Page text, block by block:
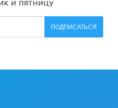
ПОДПИСАТЬСЯ